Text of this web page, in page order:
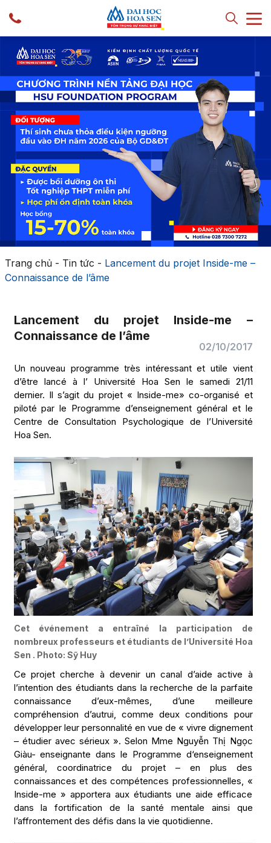
Trang chủ- Tin tức - Lancement du projet Inside-me –
Connaissance de l’âme
Lancement du projet Inside-me –
Connaissance de l’âme
02/10/2017
Un nouveau programme très intéressant et utile vient
d’être lancé à l’ Université Hoa Sen le samedi 21/11
dernier. Il s’agit du projet « Inside-me» co-organisé et
piloté par le Programme d’enseignement général et le
Centre de Consultation Psychologique de l’Université
Hoa Sen.
Cet événement a entraîné la participation de
nombreux professeurs et étudiants de l’Université Hoa
Sen . Photo: Sỹ Huy
Ce projet cherche à devenir un canal d’aide active à
l’intention des étudiants dans la recherche de la parfaite
connaissance d’eux-mêmes, d’une meilleure
compréhension d’autrui, comme deux conditions pour
développer leur personnalité en vue de « vivre dignement
– étudier avec sérieux ». Selon Mme Nguyễn Thị Ngọc
Giàu- enseignante dans le Programme d‘enseignement
général, coordinatrice du projet – en plus des
connaissances et des compétences professionnelles, «
Inside-me » apportera aux étudiants une aide efficace
dans la fortification de la santé mentale ainsi que
l’affrontement des défis dans la vie quotidienne.